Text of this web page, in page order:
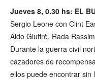
Jueves 8, 0.30 hs: EL
Sergio Leone con Clint
Aldo Giuffrè, Rada
Durante la guerra civil
cazadores de
ellos puede encontrar